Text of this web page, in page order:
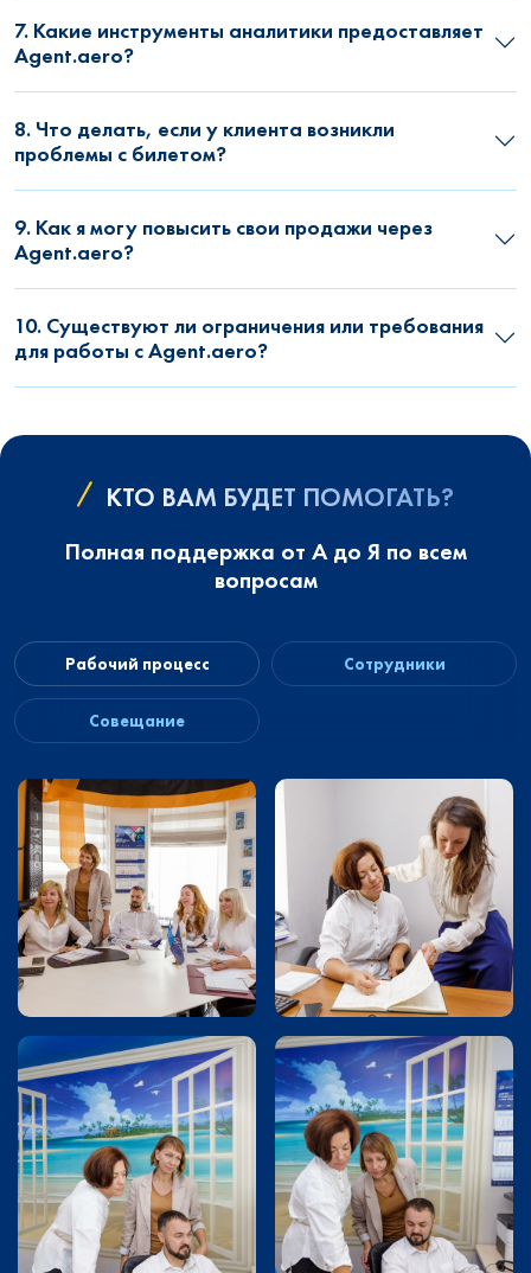
7. Какие инструменты аналитики предоставляет
Agent.aero?
8. Что делать, если у клиента возникли
проблемы с билетом?
9. Как я могу повысить свои продажи через
Agent.aero?
10. Существуют ли ограничения или требования
для работы с Agent.aero?
КТО ВАМ БУДЕТ ПОМОГАТЬ?
Полная поддержка от А до Я по всем
вопросам
Рабочий процесс Сотрудники
Совещание